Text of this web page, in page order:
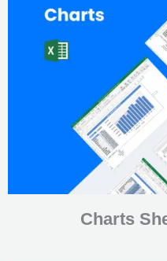
Charts